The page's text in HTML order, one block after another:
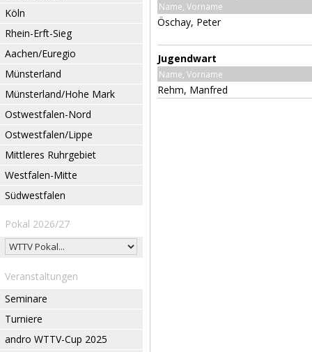
Köln
Rhein-Erft-Sieg
Aachen/Euregio
Münsterland
Münsterland/Hohe Mark
Ostwestfalen-Nord
Ostwestfalen/Lippe
Mittleres Ruhrgebiet
Westfalen-Mitte
Südwestfalen
Pokal 2026/27
Veranstaltungen
Seminare
Turniere
andro WTTV-Cup 2025
Name, Vorname
Öschay, Peter
Jugendwart
Name, Vorname
Rehm, Manfred